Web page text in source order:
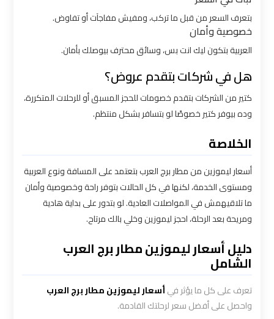
بتعرف السعر من قبل ما تركب، ومفيش مفاجآت أو تفاوض.
خصوصية وأمان
العربية بتكون ليك انت بس، وسائق محترف بيوصلك بأمان.
هل في شركات بتقدم عروض؟
كتير من الشركات بتقدم خصومات للحجز المسبق أو للرحلات المتكررة،
وده بيوفر كتير خصوصًا لو بتسافر بشكل منتظم.
الخلاصة
أسعار ليموزين من مطار برج العرب بتعتمد على المسافة ونوع العربية
ومستوى الخدمة، لكنها في كل الحالات بتوفر راحة وخصوصية وأمان
ما تلاقيهمش في المواصلات العادية. لو بتدور على بداية هادية
ومريحة بعد الرحلة، احجز ليموزين وخلي بالك مرتاح.
دليل أسعار ليموزين مطار برج العرب
الشامل
تعرف على كل ما يؤثر فيأسعار ليموزين مطار برج العرب
واحصل على أفضل سعر لرحلتك القادمة.
ليموزين
بالقاهرة
ليموزين
القاهرة
شركة
ليموزين
القاهرة
شركة
القاهرة
شركه